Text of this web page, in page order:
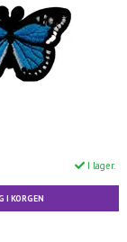
I lager.